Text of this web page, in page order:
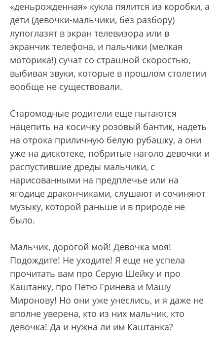
«деньрожденная» кукла пялится из коробки, а
дети (девочки-мальчики, без разбору)
лупоглазят в экран телевизора или в
экранчик телефона, и пальчики (мелкая
моторика!) сучат со страшной скоростью,
выбивая звуки, которые в прошлом столетии
вообще не существовали.
Старомодные родители еще пытаются
нацепить на косичку розовый бантик, надеть
на отрока приличную белую рубашку, а они
уже на дискотеке, побритые наголо девочки и
распустившие дреды мальчики, с
нарисованными на предплечье или на
ягодице дракончиками, слушают и сочиняют
музыку, которой раньше и в природе не
было.
Мальчик, дорогой мой! Девочка моя!
Подождите! Не уходите! Я еще не успела
прочитать вам про Серую Шейку и про
Каштанку, про Петю Гринева и Машу
Миронову! Но они уже унеслись, и я даже не
вполне уверена, кто из них мальчик, кто
девочка! Да и нужна ли им Каштанка?